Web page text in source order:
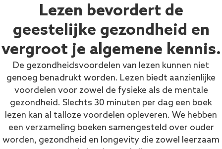
Lezen bevordert de
geestelijke gezondheid en
vergroot je algemene kennis.
De gezondheidsvoordelen van lezen kunnen niet
genoeg benadrukt worden. Lezen biedt aanzienlijke
voordelen voor zowel de fysieke als de mentale
gezondheid. Slechts 30 minuten per dag een boek
lezen kan al talloze voordelen opleveren. We hebben
een verzameling boeken samengesteld over ouder
worden, gezondheid en longevity die zowel leerzaam